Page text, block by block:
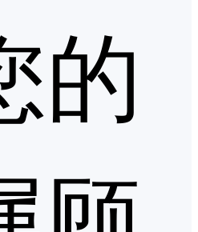
的